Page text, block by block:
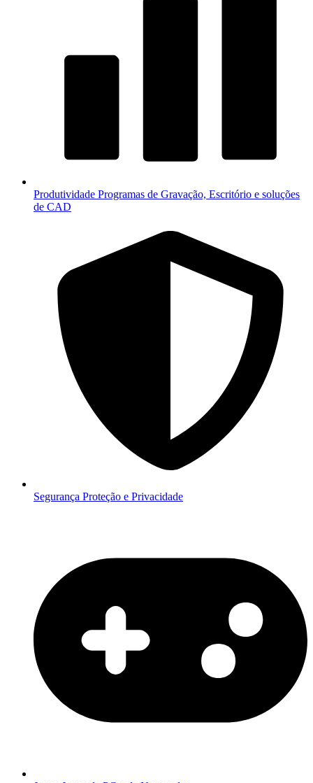
Produtividade Programas de Gravação, Escritório e soluções
de CAD
Segurança Proteção e Privacidade